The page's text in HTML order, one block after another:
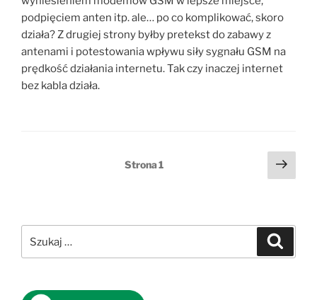
podpięciem anten itp. ale… po co komplikować, skoro
działa? Z drugiej strony byłby pretekst do zabawy z
antenami i potestowania wpływu siły sygnału GSM na
prędkość działania internetu. Tak czy inaczej internet
bez kabla działa.
Strona1